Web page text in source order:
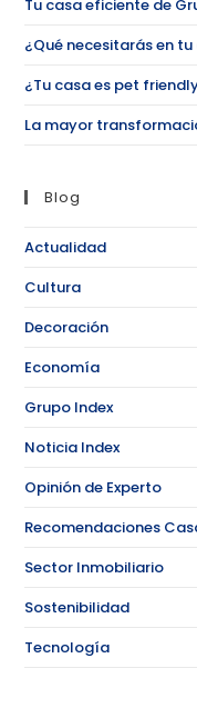
Tu casa eficiente de
¿Qué necesitarás en
¿Tu casa es pet
La mayor
Blog
Actualidad
Cultura
Decoración
Economía
Grupo Index
Noticia Index
Opinión de Experto
Recomendaciones
Sector Inmobiliario
Sostenibilidad
Tecnología